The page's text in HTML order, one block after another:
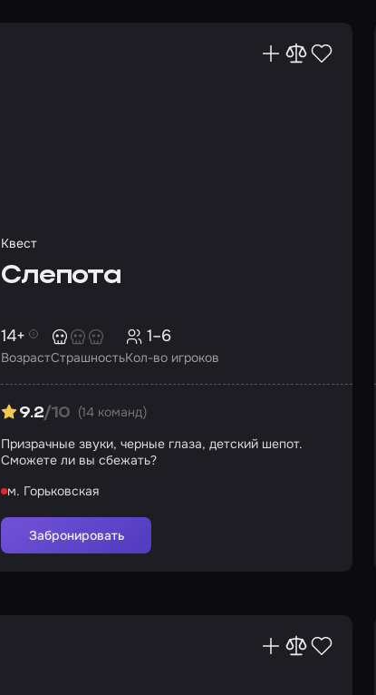
Квест
Слепота
Возраст
14+
СтрашностьКол-во игроков
1–6
9.2/10 (14 команд)
Призрачные звуки, черные глаза, детский шепот.
Сможете ли вы сбежать?
м. Горьковская
Забронировать